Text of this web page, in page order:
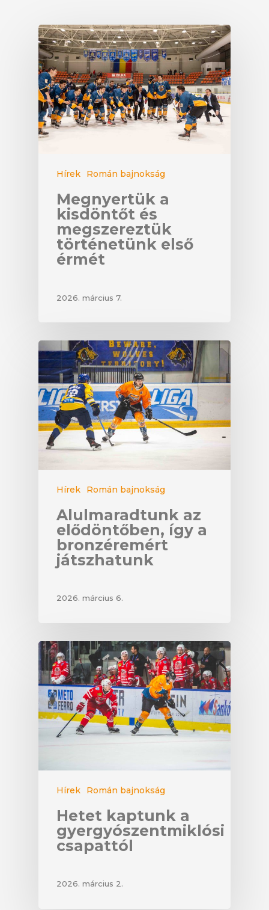
Hírek Román bajnokság
Megnyertük a
kisdöntőt és
megszereztük
történetünk első
érmét
2026. március 7.
Hírek Román bajnokság
Alulmaradtunk az
elődöntőben, így a
bronzéremért
játszhatunk
2026. március 6.
Hírek Román bajnokság
Hetet kaptunk a
gyergyószentmiklósi
csapattól
2026. március 2.